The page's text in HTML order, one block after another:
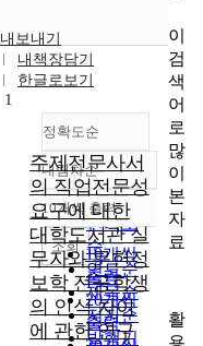
내보내기
내책장담기
한글로보기
정확도순
정확도
순
인기도
순
연도순
제목순
저자순
발행기
내림차순
내림차순
10개씩 출력
10개씩
출력
20개씩
출력
조회
1
주제전문사서
의 직업전문성
요구에 대한
대학도서관 실
무자와 문헌정
보학 전공학생
의 인식 차이
에 관한 연구
이
검
색
어
로
많
이
본
자
료
활
용